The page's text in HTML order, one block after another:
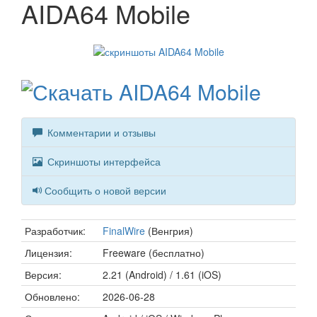
AIDA64 Mobile
Комментарии и отзывы
Скриншоты интерфейса
Сообщить о новой версии
Разработчик: FinalWire (Венгрия)
Лицензия:
Freeware (бесплатно)
Версия:
2.21 (Android) / 1.61 (iOS)
Обновлено:
2026-06-28